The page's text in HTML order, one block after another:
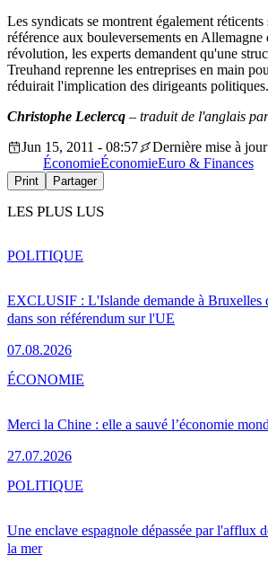
Les syndicats se montrent également réticents
référence aux bouleversements en Allemagne
révolution, les experts demandent qu'une
Treuhand reprenne les entreprises en main
réduirait l'implication des dirigeants politiques.
Christophe Leclercq – traduit de l'anglais
Jun 15, 2011 - 08:57
Dernière mise à
ÉconomieÉconomieEuro & Finances
Print Partager
LES PLUS LUS
EXCLUSIF : L'Islande demande à Bruxelles
dans son référendum sur l'UE
07.08.2026
POLITIQUE
Merci la Chine : elle a sauvé l’économie
27.07.2026
ÉCONOMIE
Une enclave espagnole dépassée par l'afflux
la mer
POLITIQUE